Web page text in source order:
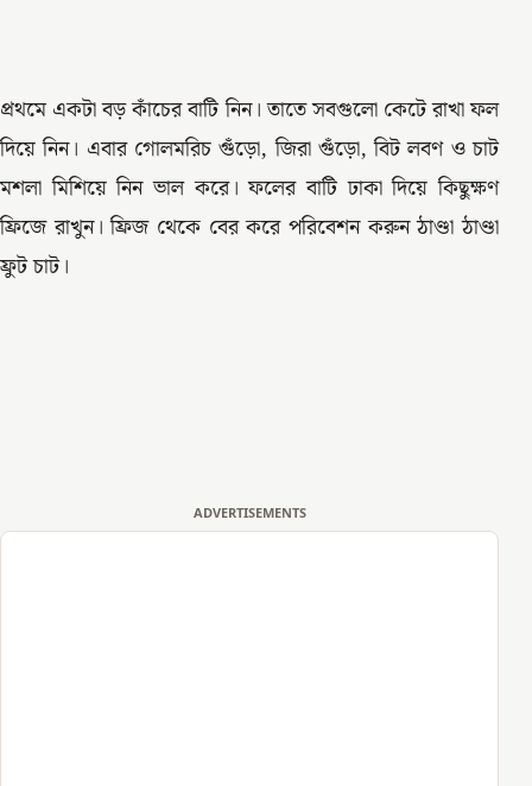
প্রথমে একটা বড় কাঁচের বাটি নিন। তাতে সবগুলো কেটে রাখা ফল
দিয়ে নিন। এবার গোলমরিচ গুঁড়ো, জিরা গুঁড়ো, বিট লবণ ও চাট
মশলা মিশিয়ে নিন ভাল করে। ফলের বাটি ঢাকা দিয়ে কিছুক্ষণ
ফ্রিজে রাখুন। ফ্রিজ থেকে বের করে পরিবেশন করুন ঠাণ্ডা ঠাণ্ডা
ফ্রুট চাট।
ADVERTISEMENTS